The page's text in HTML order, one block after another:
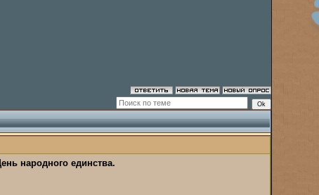
народного единства.